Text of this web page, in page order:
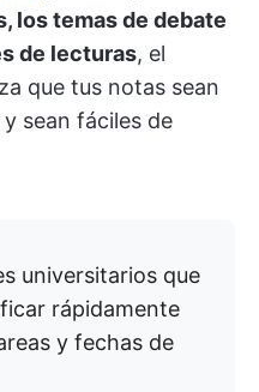
los temas de debate
de lecturas, el
que tus notas sean
sean fáciles de
universitarios que
rápidamente
y fechas de